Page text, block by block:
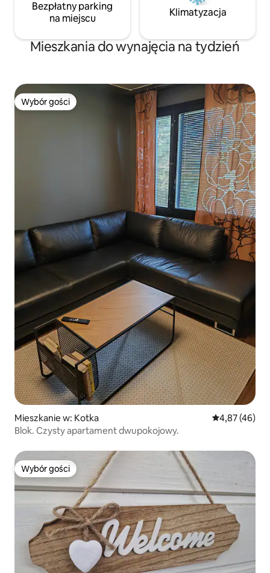
Bezpłatny parking
na miejscu
Klimatyzacja
Mieszkania do wynajęcia na tydzień
Wybór gości
Wybór gości
Mieszkanie w: Kotka Średnia
4,87 (46)
Blok. Czysty apartament dwupokojowy.
Wybór gości
Wybór gości